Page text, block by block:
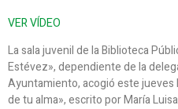
VER VÍDEO
La sala juvenil de la Biblioteca
Estévez», dependiente de la
Ayuntamiento, acogió este jueves
de tu alma», escrito por María